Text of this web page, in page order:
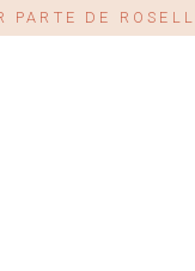
PARTE DE